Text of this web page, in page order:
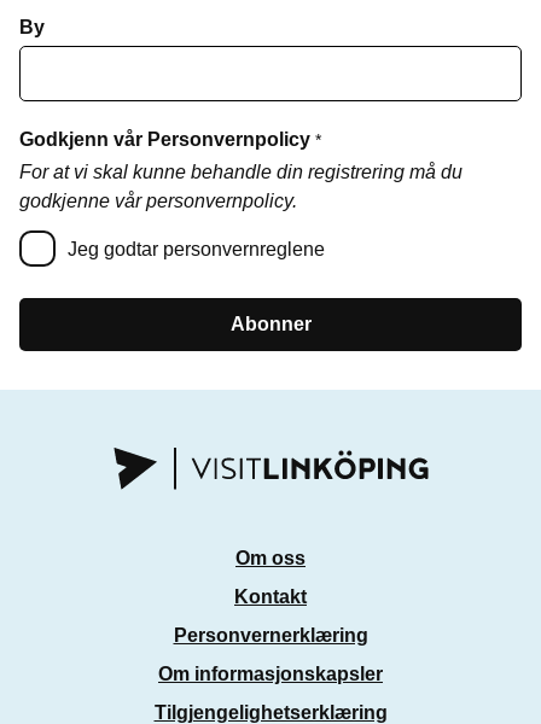
By
Godkjenn vår Personvernpolicy *
For at vi skal kunne behandle din registrering må du
godkjenne vår personvernpolicy.
Jeg godtar personvernreglene
Abonner
Om oss
Kontakt
Personvernerklæring
Om informasjonskapsler
Tilgjengelighetserklæring